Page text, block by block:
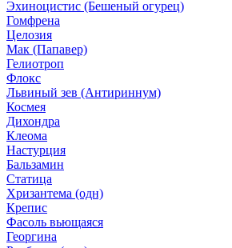
Эхиноцистис (Бешеный огурец)
Гомфрена
Целозия
Мак (Папавер)
Гелиотроп
Флокс
Львиный зев (Антириннум)
Космея
Дихондра
Клеома
Настурция
Бальзамин
Статица
Хризантема (одн)
Крепис
Фасоль вьющаяся
Георгина